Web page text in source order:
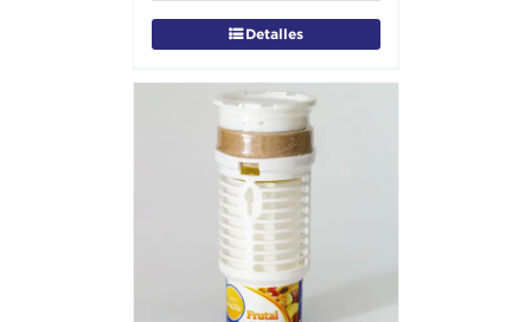
Detalles